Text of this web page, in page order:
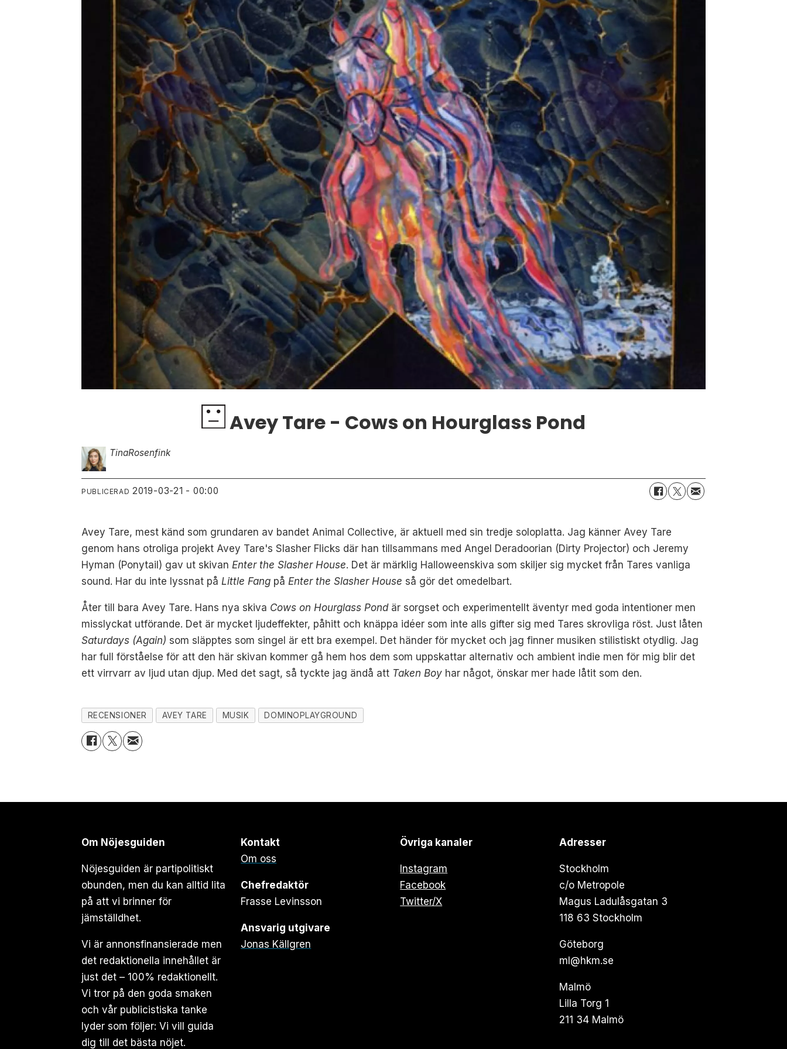
Avey Tare - Cows on Hourglass Pond
TinaRosenfink
PUBLICERAD 2019-03-21 - 00:00
Avey Tare, mest känd som grundaren av bandet Animal Collective, är aktuell med sin tredje soloplatta. Jag känner Avey Tare
genom hans otroliga projekt Avey Tare's Slasher Flicks där han tillsammans med Angel Deradoorian (Dirty Projector) och Jeremy
Hyman (Ponytail) gav ut skivanEnter the Slasher House. Det är märklig Halloweenskiva som skiljer sig mycket från Tares vanliga
sound. Har du inte lyssnat påLittle Fang påEnter the Slasher House så gör det omedelbart.
Åter till bara Avey Tare. Hans nya skiva Cows on Hourglass Pondär sorgset och experimentellt äventyr med goda intentioner men
misslyckat utförande. Det är mycket ljudeffekter, påhitt och knäppa idéer som inte alls gifter sig med Tares skrovliga röst. Just låten
Saturdays (Again) som släpptes som singel är ett bra exempel. Det händer för mycket och jag finner musiken stilistiskt otydlig. Jag
har full förståelse för att den här skivan kommer gå hem hos dem som uppskattar alternativ och ambient indie men för mig blir det
ett virrvarr av ljud utan djup. Med det sagt, så tyckte jag ändå att Taken Boy har något, önskar mer hade låtit som den.
RECENSIONER AVEY TARE MUSIK DOMINOPLAYGROUND
Om Nöjesguiden
Nöjesguiden är partipolitiskt
obunden, men du kan alltid lita
på att vi brinner för
jämställdhet.
Vi är annonsfinansierade men
det redaktionella innehållet är
just det – 100% redaktionellt.
Vi tror på den goda smaken
och vår publicistiska tanke
lyder som följer: Vi vill guida
dig till det bästa nöjet.
Kontakt
Om oss
Chefredaktör
Frasse Levinsson
Ansvarig utgivare
Jonas Källgren
Övriga kanaler
Instagram
Facebook
Twitter/X
Adresser
Stockholm
c/o Metropole
Magus Ladulåsgatan 3
118 63 Stockholm
Göteborg
ml@hkm.se
Malmö
Lilla Torg 1
211 34 Malmö